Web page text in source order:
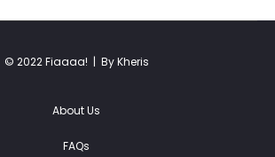
© 2022 Fiaaaa! | By Kheris
About Us
FAQs